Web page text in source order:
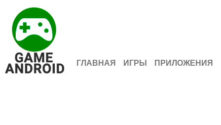
ГЛАВНАЯ ИГРЫ ПРИЛОЖЕНИЯ